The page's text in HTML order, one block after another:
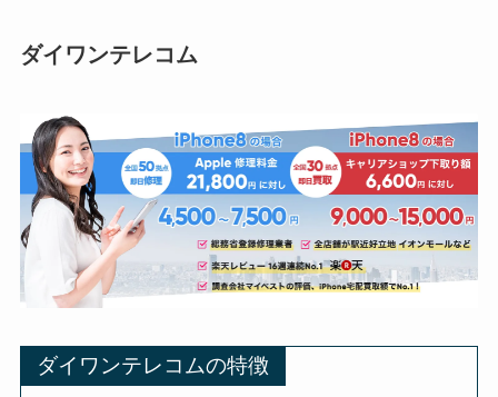
ダイワンテレコム
ダイワンテレコムの特徴